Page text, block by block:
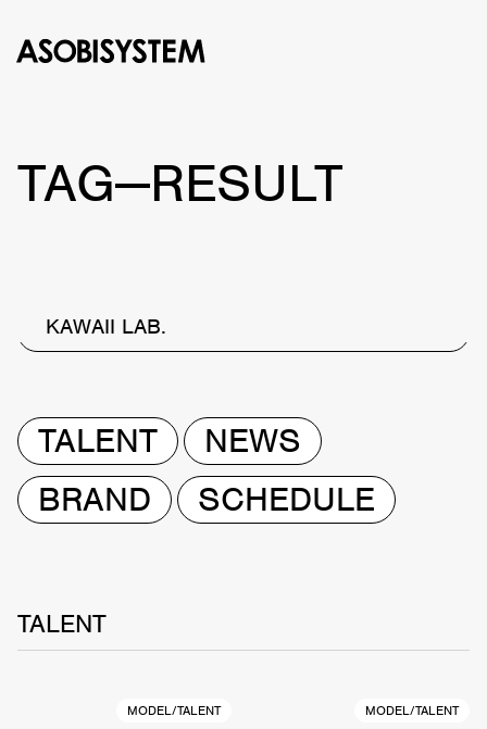
TAG—RESULT
KAWAII LAB.
TALENT
NEWS
BRAND
SCHEDULE
TALENT
MODEL/TALENT MODEL/TALENT